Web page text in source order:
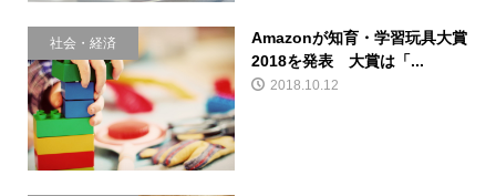
社会・経済
Amazonが知育・学習玩具大賞
2018を発表 大賞は「...
2018.10.12